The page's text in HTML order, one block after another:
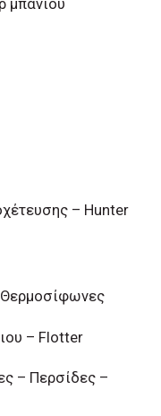
μπάνιου
– Hunter
Θερμοσίφωνες
– Flotter
– Περσίδες –